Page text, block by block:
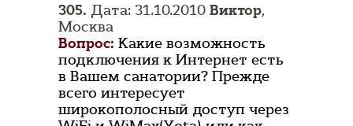
305. Дата: 31.10.2010 Виктор,
Москва
Вопрос: Какие возможность
подключения к Интернет есть
в Вашем санатории? Прежде
всего интересует
широкополосный доступ через